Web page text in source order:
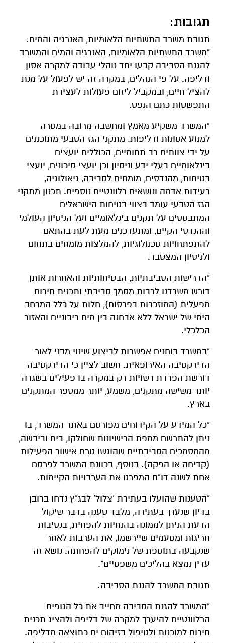
תגובות:
תגובת משרד התשתיות הלאומיות, האנרגיה והמים:
"משרד התשתיות הלאומיות, האנרגיה והמים והמשרד
להגנת הסביבה קבעו יחד נוהלי עבודה למקרה אסון
ודליפה. על פי הנהלים, במקרה זה יש לפעול על מנת
להציל חיים, ובמקביל ליזום פעולות לעצירת
התפשטות כתם הנפט.
"המשרד משקיע מאמץ ומחשבה מרובה במטרה
למנוע אסונות ודליפות. מתקני הגז הטבעי מתוכננים
על ידי צוותים רב תחומיים, הכוללים יועצים
בינלאומיים בעלי ידע וניסיון וכן יועצי סיכונים, יועצי
בטיחות, מהנדסים, מומחים לסביבה, גיאולוגיה,
רעידות אדמה ונושאים רלוונטיים נוספים. תכנון מתקני
הגז הטבעי עומד בצווי בטיחות הישראלים
המתבססים על תקנים בינלאומיים ועל הניסיון העולמי
וההנדסי הקיים, ומתעדכנים מעת לעת בהתאם
להתפתחויות טכנולוגיות, להמלצות מומחים בתחום
ולניסיון המצטבר.
"הדרישות הסביבתיות, הבטיחותיות והאחרות אותן
דורש משרדנו לרבות מסמך סביבתי ותכנית חירום
מפעלית (המוזכרות בפרסום), חלות על כלל המרחב
הימי של ישראל ללא אבחנה בין מים ריבוניים והאזור
הכלכלי.
"במשרד בוחנים אפשרות לביצוע שינוי מבני לאור
הדירקטיבה האירופאית. חשוב לציין כי הדירקטיבה
דורשת הפרדת רשויות רק במקרה בו פעילים בשגרה
יותר משישה מתקנים, משמע, יותר ממספר המתקנים
בארץ.
"כל המידע על הקידוחים מפורסם באתר המשרד, בו
ניתן להתרשם ממפת הרישיונות שחולקו, בים וביבשה,
מהמסמכים הסביבתיים שהוגשו טרם אישור הפעילות
(קדיחה או הפקה). בנוסף, בכוונת המשרד לפרסם
אחת לשנה דו"ח המפרט את הערבויות הקיימות.
"הטענות שהועלו בעתירת 'צלול' לבג"ץ נדחו ברובן
בדיון שנערך בעתירה, מלבד טענה בדבר שיקול
הדעת הניתן לממונה בהנחיות להפחית, בנסיבות
חריגות ומטעמים שיירשמו, את הערבות לאחר
שנקבעה בתוספת של נימוקים להפחתה. נושא זה
עדין נמצא בהליכים משפטיים".
תגובת המשרד להגנת הסביבה:
"המשרד להגנת הסביבה מחייב את כל הגופים
הרלוונטיים להיערך למקרה של דליפה ולהציג תכנית
חירום למוכנות ולטיפול בזיהום ים כתוצאה מדליפה.